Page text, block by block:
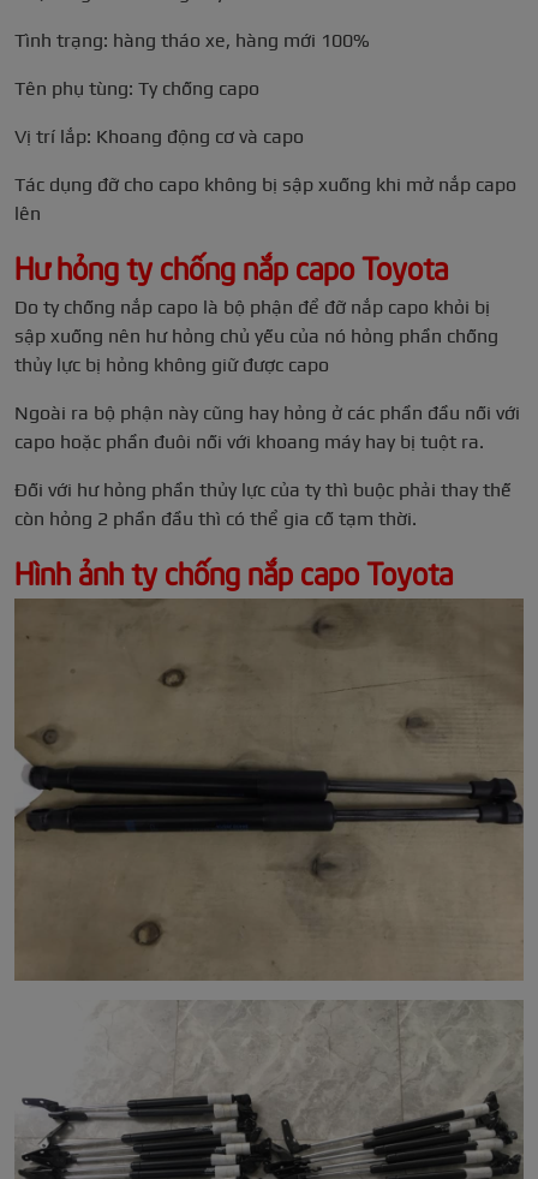
Tình trạng: hàng tháo xe, hàng mới 100%
Tên phụ tùng: Ty chống capo
Vị trí lắp: Khoang động cơ và capo
Tác dụng đỡ cho capo không bị sập xuống khi mở nắp capo
lên
Hư hỏng ty chống nắp capo Toyota
Do ty chống nắp capo là bộ phận để đỡ nắp capo khỏi bị
sập xuống nên hư hỏng chủ yếu của nó hỏng phần chống
thủy lực bị hỏng không giữ được capo
Ngoài ra bộ phận này cũng hay hỏng ở các phần đầu nối với
capo hoặc phần đuôi nối với khoang máy hay bị tuột ra.
Đối với hư hỏng phần thủy lực của ty thì buộc phải thay thế
còn hỏng 2 phần đầu thì có thể gia cố tạm thời.
Hình ảnh ty chống nắp capo Toyota